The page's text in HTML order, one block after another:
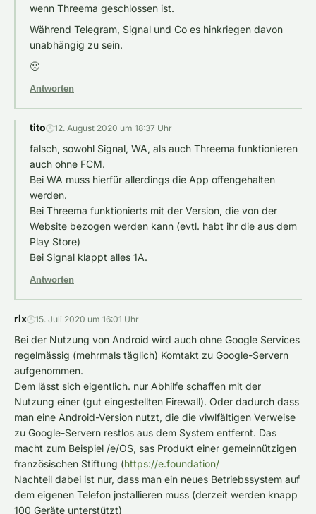
wenn Threema geschlossen ist.
Während Telegram, Signal und Co es hinkriegen davon
unabhängig zu sein.
🙁
Antworten
tito🕒12. August 2020 um 18:37 Uhr
falsch, sowohl Signal, WA, als auch Threema funktionieren
auch ohne FCM.
Bei WA muss hierfür allerdings die App offengehalten
werden.
Bei Threema funktionierts mit der Version, die von der
Website bezogen werden kann (evtl. habt ihr die aus dem
Play Store)
Bei Signal klappt alles 1A.
Antworten
rlx🕒15. Juli 2020 um 16:01 Uhr
Bei der Nutzung von Android wird auch ohne Google Services
regelmässig (mehrmals täglich) Komtakt zu Google-Servern
aufgenommen.
Dem lässt sich eigentlich. nur Abhilfe schaffen mit der
Nutzung einer (gut eingestellten Firewall). Oder dadurch dass
man eine Android-Version nutzt, die die viwlfältigen Verweise
zu Google-Servern restlos aus dem System entfernt. Das
macht zum Beispiel /e/OS, sas Produkt einer gemeinnützigen
französischen Stiftung (https://e.foundation/
Nachteil dabei ist nur, dass man ein neues Betriebssystem auf
dem eigenen Telefon jnstallieren muss (derzeit werden knapp
100 Geräte unterstützt)